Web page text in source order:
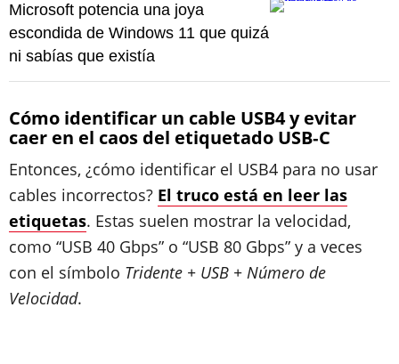
Microsoft potencia una joya
escondida de Windows 11 que quizá
ni sabías que existía
Cómo identificar un cable USB4 y evitar
caer en el caos del etiquetado USB‑C
Entonces, ¿cómo identificar el USB4 para no usar
cables incorrectos? El truco está en leer las
etiquetas. Estas suelen mostrar la velocidad,
como “USB 40 Gbps” o “USB 80 Gbps” y a veces
con el símbolo Tridente + USB + Número de
Velocidad.